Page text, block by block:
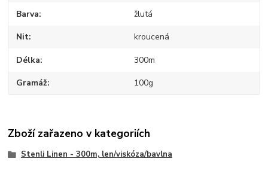
Barva žlutá
Nit kroucená
Délka 300m
Gramáž 100g
Zboží zařazeno v kategoriích
Stenli Linen - 300m, len/viskóza/bavlna